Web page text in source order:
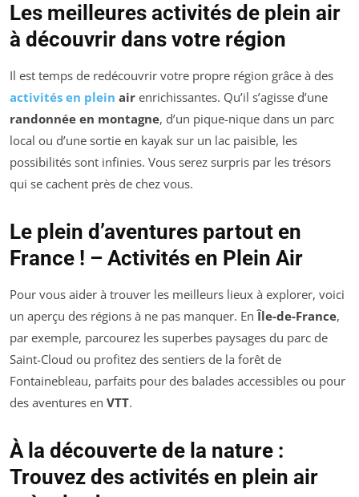
Les meilleures activités de plein air
à découvrir dans votre région
Il est temps de redécouvrir votre propre région grâce à des
activités en plein air enrichissantes. Qu’il s’agisse d’une
randonnée en montagne, d’un pique-nique dans un parc
local ou d’une sortie en kayak sur un lac paisible, les
possibilités sont infinies. Vous serez surpris par les trésors
qui se cachent près de chez vous.
Le plein d’aventures partout en
France ! – Activités en Plein Air
Pour vous aider à trouver les meilleurs lieux à explorer, voici
un aperçu des régions à ne pas manquer. EnÎle-de-France,
par exemple, parcourez les superbes paysages du parc de
Saint-Cloud ou profitez des sentiers de la forêt de
Fontainebleau, parfaits pour des balades accessibles ou pour
des aventures en VTT.
À la découverte de la nature :
Trouvez des activités en plein air